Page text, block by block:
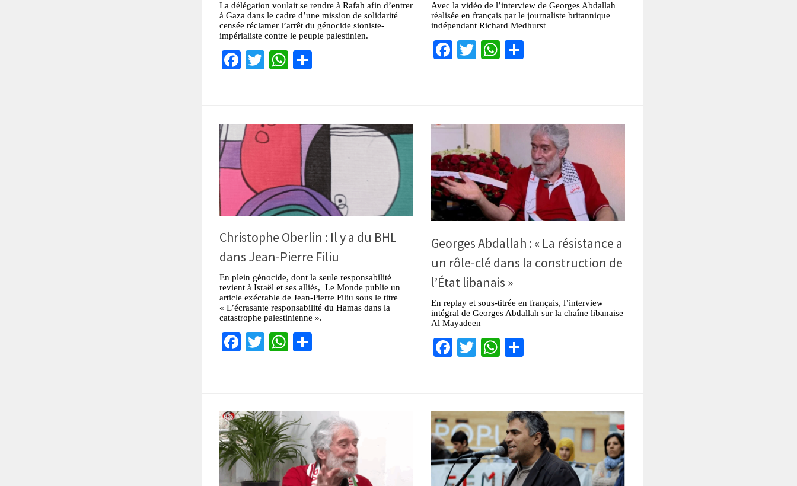
La délégation voulait se rendre à Rafah afin d’entrer
à Gaza dans le cadre d’une mission de solidarité
censée réclamer l’arrêt du génocide sioniste-
impérialiste contre le peuple palestinien.
Facebook
TwitterWhatsApp
Avec la vidéo de l’interview de Georges Abdallah
réalisée en français par le journaliste britannique
indépendant Richard Medhurst
Facebook
TwitterWhatsApp
Christophe Oberlin : Il y a du BHL
dans Jean-Pierre Filiu
En plein génocide, dont la seule responsabilité
revient à Israël et ses alliés, Le Monde publie un
article exécrable de Jean-Pierre Filiu sous le titre
« L’écrasante responsabilité du Hamas dans la
catastrophe palestinienne ».
Facebook
TwitterWhatsApp
Georges Abdallah : « La résistance a
un rôle-clé dans la construction de
l’État libanais »
En replay et sous-titrée en français, l’interview
intégral de Georges Abdallah sur la chaîne libanaise
Al Mayadeen
Facebook
TwitterWhatsApp